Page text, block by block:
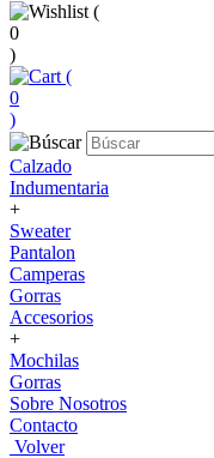
(
0
)
(
0
)
Calzado
Indumentaria
+
Sweater
Pantalon
Camperas
Gorras
Accesorios
+
Mochilas
Gorras
Sobre Nosotros
Contacto
Volver